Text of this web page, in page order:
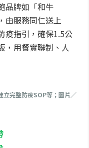
品牌如「和牛
由服務同仁送上
疫指引，確保1.5公
，用餐實聯制、人
立完整防疫SOP等；圖片／